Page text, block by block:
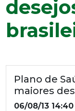
Plano de
maiores
06/08/13